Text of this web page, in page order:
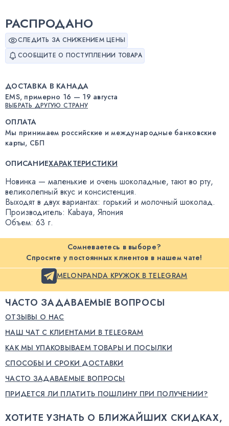
РАСПРОДАНО
СЛЕДИТЬ ЗА СНИЖЕНИЕМ ЦЕНЫ
СООБЩИТЕ О ПОСТУПЛЕНИИ ТОВАРА
ДОСТАВКА В КАНАДА
EMS, примерно 16 — 19 августа
ВЫБРАТЬ ДРУГУЮ СТРАНУ
ОПЛАТА
Мы принимаем российские и международные банковские
карты, СБП
ОПИСАНИЕХАРАКТЕРИСТИКИ
Новинка — маленькие и очень шоколадные, тают во рту,
великолепный вкус и консистенция.
Выходят в двух вариантах: горький и молочный шоколад.
Производитель: Kabaya, Япония
Объем: 63 г.
Сомневаетесь в выборе?
Спросите у постоянных клиентов в нашем чате!
MELONPANDA КРУЖОК В TELEGRAM
ЧАСТО ЗАДАВАЕМЫЕ ВОПРОСЫ
ОТЗЫВЫ О НАС
НАШ ЧАТ С КЛИЕНТАМИ В TELEGRAM
КАК МЫ УПАКОВЫВАЕМ ТОВАРЫ И ПОСЫЛКИ
СПОСОБЫ И СРОКИ ДОСТАВКИ
ЧАСТО ЗАДАВАЕМЫЕ ВОПРОСЫ
ПРИДЕТСЯ ЛИ ПЛАТИТЬ ПОШЛИНУ ПРИ ПОЛУЧЕНИИ?
ХОТИТЕ УЗНАТЬ О БЛИЖАЙШИХ СКИДКАХ,